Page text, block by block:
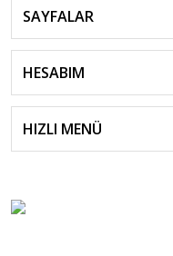
SAYFALAR
HESABIM
HIZLI MENÜ